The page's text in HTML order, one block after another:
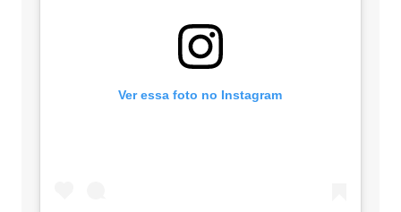
Ver essa foto no Instagram